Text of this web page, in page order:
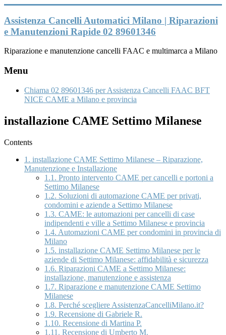
al
contenuto
Assistenza Cancelli Automatici Milano | Riparazioni
e Manutenzioni Rapide 02 89601346
Riparazione e manutenzione cancelli FAAC e multimarca a Milano
Menu
Chiama 02 89601346 per Assistenza Cancelli FAAC BFT
NICE CAME a Milano e provincia
installazione CAME Settimo Milanese
Contents
1. installazione CAME Settimo Milanese – Riparazione,
Manutenzione e Installazione
1.1. Pronto intervento CAME per cancelli e portoni a
Settimo Milanese
1.2. Soluzioni di automazione CAME per privati,
condomini e aziende a Settimo Milanese
1.3. CAME: le automazioni per cancelli di case
indipendenti e ville a Settimo Milanese e provincia
1.4. Automazioni CAME per condomini in provincia di
Milano
1.5. installazione CAME Settimo Milanese per le
aziende di Settimo Milanese: affidabilità e sicurezza
1.6. Riparazioni CAME a Settimo Milanese:
installazione, manutenzione e assistenza
1.7. Riparazione e manutenzione CAME Settimo
Milanese
1.8. Perché scegliere AssistenzaCancelliMilano.it?
1.9. Recensione di Gabriele R.
1.10. Recensione di Martina P.
1.11. Recensione di Umberto M.